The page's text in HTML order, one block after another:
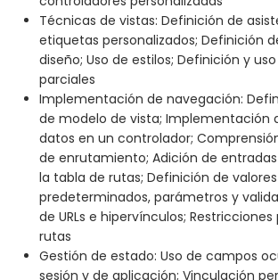
Técnicas de vistas: Definición de
etiquetas personalizados; Definición
diseño; Uso de estilos; Definición y
parciales
Implementación de navegación:
de modelo de vista; Implementación
datos en un controlador;
de enrutamiento; Adición de
la tabla de rutas; Definición de valores
predeterminados, parámetros y
de URLs e hipervínculos;
rutas
Gestión de estado: Uso de campos
sesión y de aplicación; Vinculación